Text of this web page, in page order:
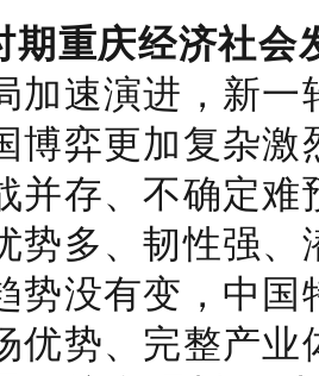
期重庆经济社
加速演进，新
博弈更加复杂
并存、不确定
势多、韧性强
势没有变，中
优势、完整产